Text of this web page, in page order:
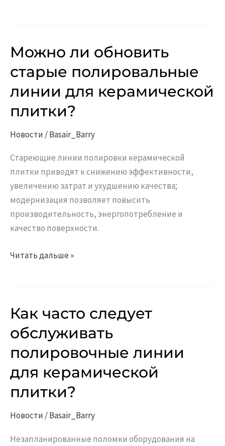
Можно ли обновить
старые полировальные
линии для керамической
плитки?
Новости /Basair_Barry
Стареющие линии полировки керамической
плитки приводят к снижению эффективности,
увеличению затрат и ухудшению качества;
модернизация позволяет повысить
производительность, энергопотребление и
качество поверхности.
Можно
обновить
старые
полировальные
линии
для
плитки?
Читать дальше »
Как часто следует
обслуживать
полировочные линии
для керамической
плитки?
Новости /Basair_Barry
Незапланированные поломки оборудования на
Как
часто
следует
обслуживать
линии
для